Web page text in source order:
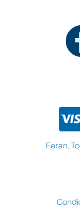
Feran.